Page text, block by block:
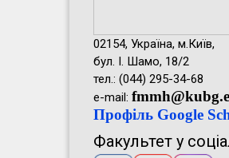
02154, Україна, м.Київ,
бул. І. Шамо, 18/2
тел.: (044) 295-34-68
e-mail:
Профіль Google
Факультет у